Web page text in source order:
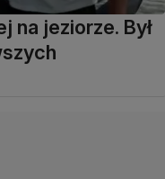
na jeziorze. Był